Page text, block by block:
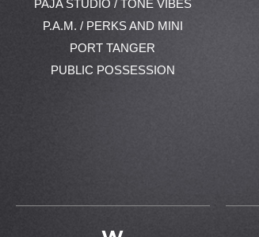
PAJA STUDIO / TONE VIBES
P.A.M. / PERKS AND MINI
PORT TANGER
PUBLIC POSSESSION